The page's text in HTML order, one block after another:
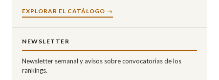
EXPLORAR EL CATÁLOGO →
NEWSLETTER
Newsletter semanal y avisos sobre convocatorias de los
rankings.